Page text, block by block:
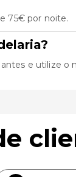
75€ por noite.
e utilize